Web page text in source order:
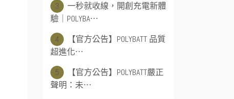
3
一秒就收線，開創充電新體
驗｜POLYBA⋯
4
【官方公告】POLYBATT 品質
超進化⋯
5
【官方公告】POLYBATT嚴正
聲明：未⋯